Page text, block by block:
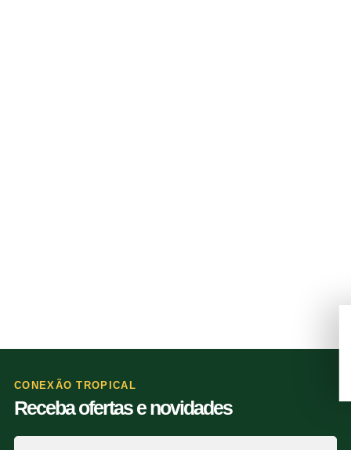
CONEXÃO TROPICAL
Receba ofertas e novidades